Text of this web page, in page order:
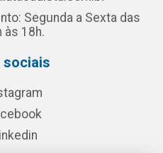
Segunda a Sexta das
às 18h.
sociais